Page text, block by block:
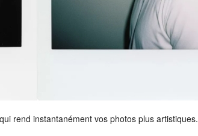
rend instantanément vos photos plus artistiques.